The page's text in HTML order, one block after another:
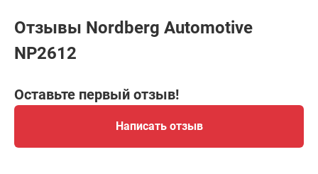
Отзывы Nordberg Automotive
NP2612
Оставьте первый отзыв!
Написать отзыв